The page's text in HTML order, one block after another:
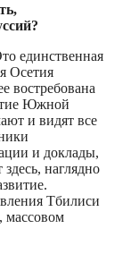
единственная
Осетия
востребована
Южной
и видят все
и доклады,
наглядно
Тбилиси
массовом